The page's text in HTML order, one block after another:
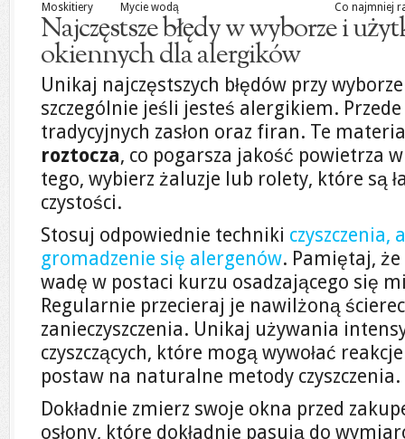
Moskitiery
Mycie wodą Co najmniej
Najczęstsze błędy w wyborze i
okiennych dla alergików
Unikaj najczęstszych błędów przy
szczególnie jeśli jesteś alergikiem.
tradycyjnych zasłon oraz firan. Te
roztocza, co pogarsza jakość powietrza
tego, wybierz żaluzje lub rolety, które są
czystości.
Stosuj odpowiednie techniki czyszczenia,
gromadzenie się alergenów. Pamiętaj,
wadę w postaci kurzu osadzającego się
Regularnie przecieraj je nawilżoną
zanieczyszczenia. Unikaj używania
czyszczących, które mogą wywołać
postaw na naturalne metody czyszczenia.
Dokładnie zmierz swoje okna przed
osłony, które dokładnie pasują do